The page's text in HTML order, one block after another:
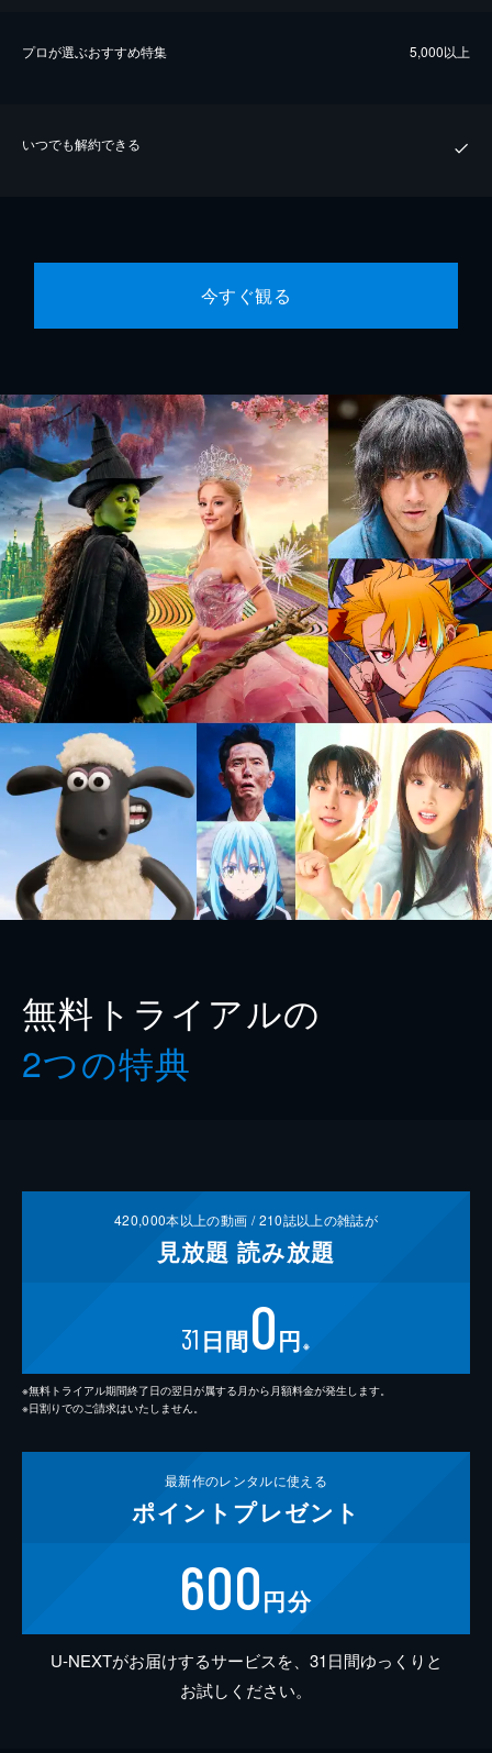
プロが選ぶおすすめ特集 5,000以上
いつでも解約できる
今すぐ観る
無料トライアルの
2つの特典
420,000本以上の動画 /210誌以上の雑誌が
見放題 読み放題
31 日間0円 ※
※無料トライアル期間終了日の翌日が属する月から月額料金が発生します。
※日割りでのご請求はいたしません。
最新作のレンタルに使える
ポイント プレゼント
600円分
U-NEXTがお届けするサービスを、31日間ゆっくりと
お試しください。